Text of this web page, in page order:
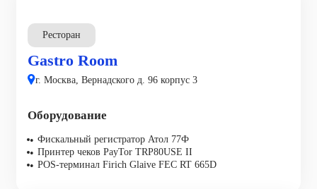
Ресторан
Gastro Room
г. Москва, Вернадского д. 96 корпус 3
Оборудование
Фискальный регистратор Атол 77Ф
Принтер чеков PayTor TRP80USE II
POS-терминал Firich Glaive FEC RT 665D